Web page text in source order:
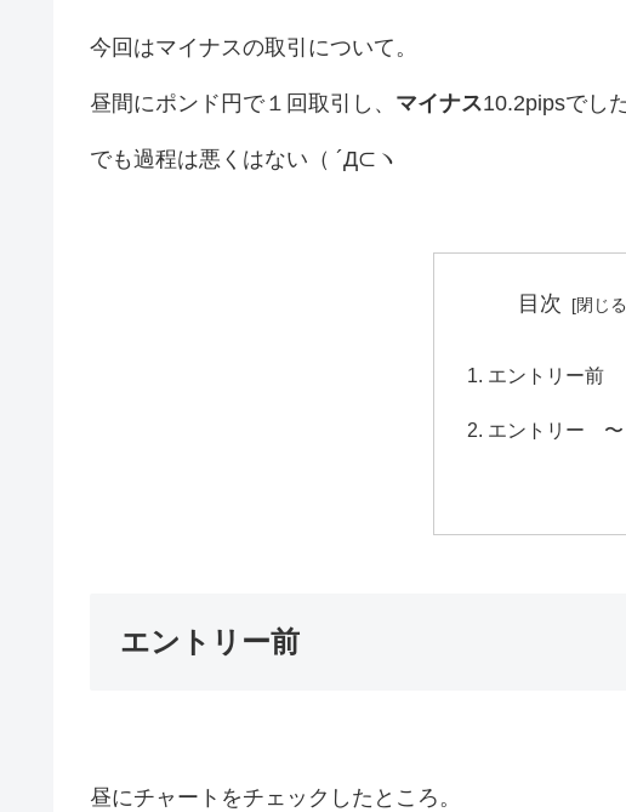
今回はマイナスの取引について。
昼間にポンド円で１回取引し、 マイナス10.2pipsでした
でも過程は悪くはない（ ´Д⊂ヽ
目次
エントリー前
エントリー
エントリー前
昼にチャートをチェックしたところ。